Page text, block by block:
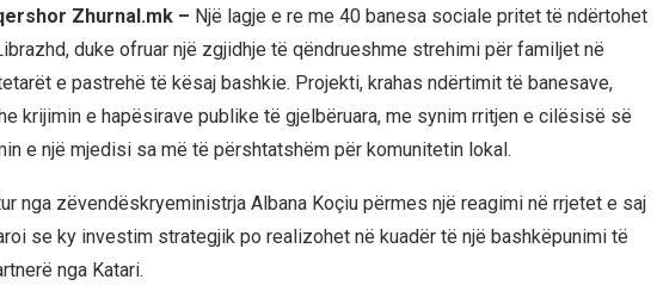
Zhurnal.mk – Një lagje e re me 40 banesa sociale pritet të ndërtohet
duke ofruar një zgjidhje të qëndrueshme strehimi për familjet në
e pastrehë të kësaj bashkie. Projekti, krahas ndërtimit të banesave,
krijimin e hapësirave publike të gjelbëruara, me synim rritjen e cilësisë së
e një mjedisi sa më të përshtatshëm për komunitetin lokal.
nga zëvendëskryeministrja Albana Koçiu përmes një reagimi në rrjetet e saj
se ky investim strategjik po realizohet në kuadër të një bashkëpunimi të
nga Katari.